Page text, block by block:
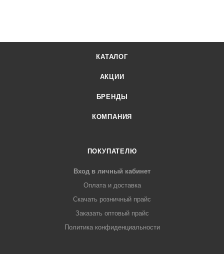
КАТАЛОГ
АКЦИИ
БРЕНДЫ
КОМПАНИЯ
ПОКУПАТЕЛЮ
Вход в личный кабинет
Оплата и доставка
Скачать розничный прайс
Заказать оптовый прайс
Политика конфиденциальности